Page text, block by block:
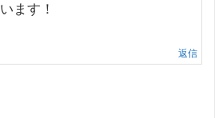
ます！
返信